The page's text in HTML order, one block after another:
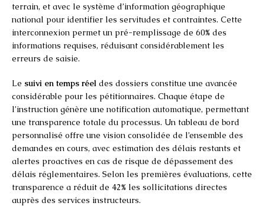
terrain, et avec le système d’information géographique
national pour identifier les servitudes et contraintes. Cette
interconnexion permet un pré-remplissage de 60% des
informations requises, réduisant considérablement les
erreurs de saisie.
Le suivi en temps réel des dossiers constitue une avancée
considérable pour les pétitionnaires. Chaque étape de
l’instruction génère une notification automatique, permettant
une transparence totale du processus. Un tableau de bord
personnalisé offre une vision consolidée de l’ensemble des
demandes en cours, avec estimation des délais restants et
alertes proactives en cas de risque de dépassement des
délais réglementaires. Selon les premières évaluations, cette
transparence a réduit de 42% les sollicitations directes
auprès des services instructeurs.